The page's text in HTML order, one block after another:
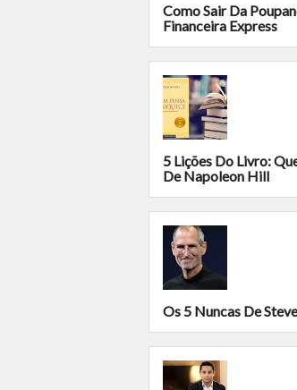
Como Sair Da
Financeira Express
5 Lições Do Livro:
De Napoleon Hill
Os 5 Nuncas De